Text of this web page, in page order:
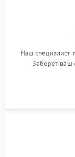
Наш специалист
Заберет ваш